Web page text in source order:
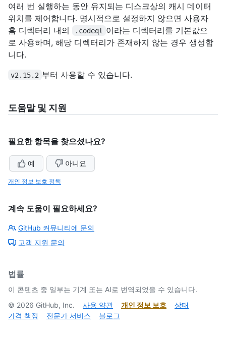
여러 번 실행하는 동안 유지되는 디스크상의 캐시 데이터
위치를 제어합니다. 명시적으로 설정하지 않으면 사용자
홈 디렉터리 내의
.codeql
이라는 디렉터리를 기본값으
로 사용하며, 해당 디렉터리가 존재하지 않는 경우 생성합
니다.
v2.15.2 부터 사용할 수 있습니다.
도움말 및 지원
필요한 항목을 찾으셨나요?
예 아니요
개인 정보 보호 정책
계속 도움이 필요하세요?
GitHub 커뮤니티에 문의
고객 지원 문의
법률
이 콘텐츠 중 일부는 기계 또는 AI로 번역되었을 수 있습니다.
© 2026 GitHub, Inc. 사용 약관 개인 정보 보호
상태
가격 책정
전문가 서비스 블로그